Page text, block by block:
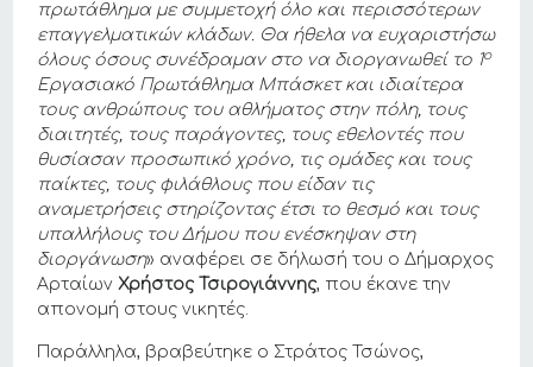
πρωτάθλημα με συμμετοχή όλο και περισσότερων
επαγγελματικών κλάδων. Θα ήθελα να ευχαριστήσω
όλους όσους συνέδραμαν στο να διοργανωθεί το 1ο
Εργασιακό Πρωτάθλημα Μπάσκετ και ιδιαίτερα
τους ανθρώπους του αθλήματος στην πόλη, τους
διαιτητές, τους παράγοντες, τους εθελοντές που
θυσίασαν προσωπικό χρόνο, τις ομάδες και τους
παίκτες, τους φιλάθλους που είδαν τις
αναμετρήσεις στηρίζοντας έτσι το θεσμό και τους
υπαλλήλους του Δήμου που ενέσκηψαν στη
διοργάνωση» αναφέρει σε δήλωσή του ο Δήμαρχος
ΑρταίωνΧρήστος Τσιρογιάννης, που έκανε την
απονομή στους νικητές.
Παράλληλα, βραβεύτηκε ο Στράτος Τσώνος,